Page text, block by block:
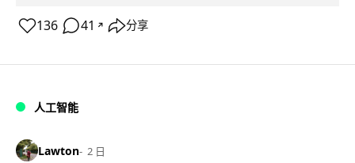
136 41 ↗ 分享
人工智能
Lawton 2 日